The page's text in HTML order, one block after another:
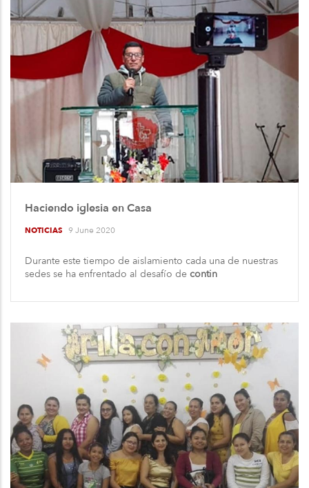
Haciendo iglesia en Casa
NOTICIAS 9 June 2020
Durante este tiempo de aislamiento cada una de nuestras
sedes se ha enfrentado al desafío de contin